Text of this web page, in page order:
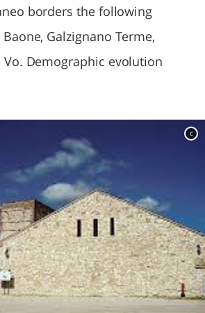
borders the following
Galzignano Terme,
Vo. Demographic evolution
c